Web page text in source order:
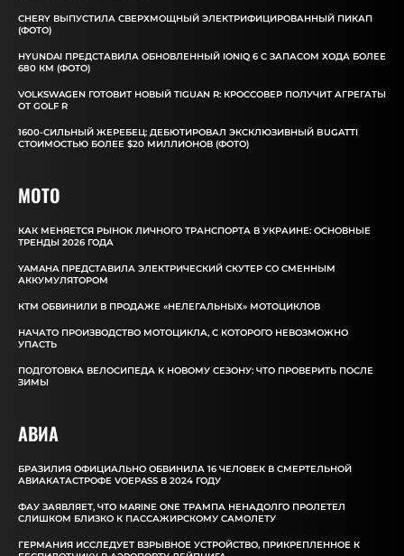
CHERY ВЫПУСТИЛА СВЕРХМОЩНЫЙ ЭЛЕКТРИФИЦИРОВАННЫЙ ПИКАП
(ФОТО)
HYUNDAI ПРЕДСТАВИЛА ОБНОВЛЕННЫЙ IONIQ 6 С ЗАПАСОМ ХОДА БОЛЕЕ
680 КМ (ФОТО)
VOLKSWAGEN ГОТОВИТ НОВЫЙ TIGUAN R: КРОССОВЕР ПОЛУЧИТ АГРЕГАТЫ
ОТ GOLF R
1600-СИЛЬНЫЙ ЖЕРЕБЕЦ: ДЕБЮТИРОВАЛ ЭКСКЛЮЗИВНЫЙ BUGATTI
СТОИМОСТЬЮ БОЛЕЕ $20 МИЛЛИОНОВ (ФОТО)
MOTO
КАК МЕНЯЕТСЯ РЫНОК ЛИЧНОГО ТРАНСПОРТА В УКРАИНЕ: ОСНОВНЫЕ
ТРЕНДЫ 2026 ГОДА
YAMAHA ПРЕДСТАВИЛА ЭЛЕКТРИЧЕСКИЙ СКУТЕР СО СМЕННЫМ
АККУМУЛЯТОРОМ
КТМ ОБВИНИЛИ В ПРОДАЖЕ «НЕЛЕГАЛЬНЫХ» МОТОЦИКЛОВ
НАЧАТО ПРОИЗВОДСТВО МОТОЦИКЛА, С КОТОРОГО НЕВОЗМОЖНО
УПАСТЬ
ПОДГОТОВКА ВЕЛОСИПЕДА К НОВОМУ СЕЗОНУ: ЧТО ПРОВЕРИТЬ ПОСЛЕ
ЗИМЫ
АВИА
БРАЗИЛИЯ ОФИЦИАЛЬНО ОБВИНИЛА 16 ЧЕЛОВЕК В СМЕРТЕЛЬНОЙ
АВИАКАТАСТРОФЕ VOEPASS В 2024 ГОДУ
ФАУ ЗАЯВЛЯЕТ, ЧТО MARINE ONE ТРАМПА НЕНАДОЛГО ПРОЛЕТЕЛ
СЛИШКОМ БЛИЗКО К ПАССАЖИРСКОМУ САМОЛЕТУ
ГЕРМАНИЯ ИССЛЕДУЕТ ВЗРЫВНОЕ УСТРОЙСТВО, ПРИКРЕПЛЕННОЕ К